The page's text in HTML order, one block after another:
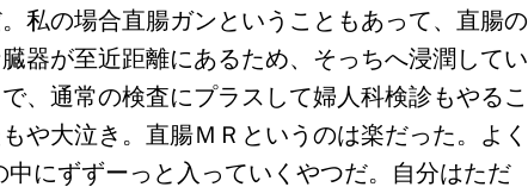
私の場合直腸ガンということもあって、直腸の
器が至近距離にあるため、そっちへ浸潤してい
、通常の検査にプラスして婦人科検診もやるこ
や大泣き。直腸ＭＲというのは楽だった。よく
にずずーっと入っていくやつだ。自分はただ